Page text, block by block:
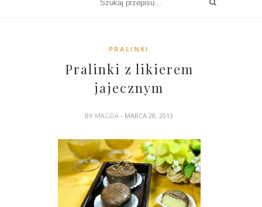
PRALINKI
Pralinki z likierem
jajecznym
BY MAGDA- MARCA 28, 2013